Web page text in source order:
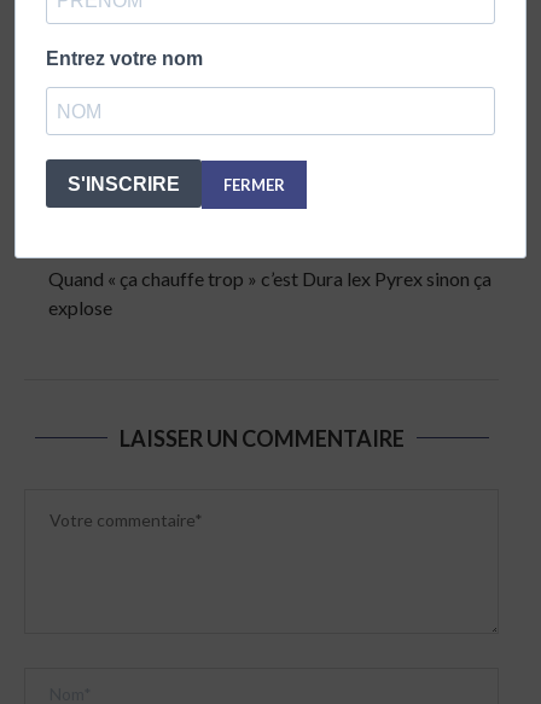
Eric Zemmour doit faire très attention à ne pas accepter
n’importe quels ralliements, en particulier les ralliements
d’opportunistes prêts à le lâcher à la première anicroche.
Dura lex, sed lex.
BDIG
Quand « ça chauffe trop » c’est Dura lex Pyrex sinon ça
explose
LAISSER UN COMMENTAIRE
Entrez votre nom
S'INSCRIRE FERMER